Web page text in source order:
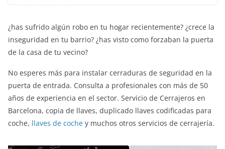
¿has sufrido algún robo en tu hogar recientemente? ¿crece la
inseguridad en tu barrio? ¿has visto como forzaban la puerta
de la casa de tu vecino?
No esperes más para instalar cerraduras de seguridad en la
puerta de entrada. Consulta a profesionales con más de 50
años de experiencia en el sector. Servicio de Cerrajeros en
Barcelona, copia de llaves, duplicado llaves codificadas para
coche, llaves de coche y muchos otros servicios de cerrajería.